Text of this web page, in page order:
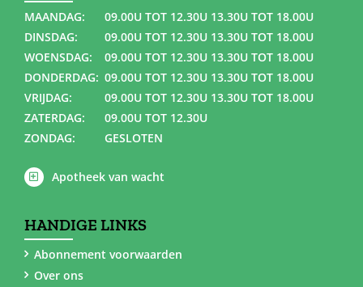
MAANDAG:
09.00U TOT 12.30U 13.30U TOT 18.00U
DINSDAG:
09.00U TOT 12.30U 13.30U TOT 18.00U
WOENSDAG:
09.00U TOT 12.30U 13.30U TOT 18.00U
DONDERDAG: 09.00U TOT 12.30U 13.30U TOT 18.00U
VRIJDAG:
09.00U TOT 12.30U 13.30U TOT 18.00U
ZATERDAG:
09.00U TOT 12.30U
ZONDAG:
GESLOTEN
Apotheek van wacht
HANDIGE LINKS
Abonnement voorwaarden
Over ons